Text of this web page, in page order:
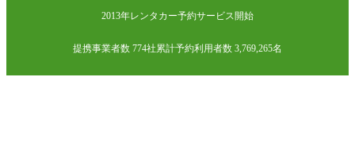
2013年レンタカー予約サービス開始
提携事業者数 774社累計予約利用者数 3,769,265名